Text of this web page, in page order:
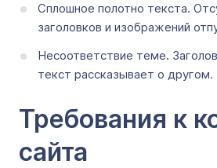
Сплошное полотно текста.
заголовков и изображений
Несоответствие теме.
текст рассказывает о другом.
Требования к
сайта